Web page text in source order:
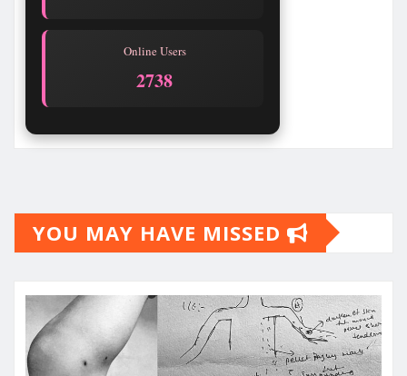
Online Users
2738
YOU MAY HAVE MISSED